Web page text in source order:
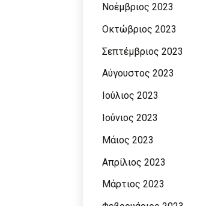
Νοέμβριος 2023
Οκτώβριος 2023
Σεπτέμβριος 2023
Αύγουστος 2023
Ιούλιος 2023
Ιούνιος 2023
Μάιος 2023
Απρίλιος 2023
Μάρτιος 2023